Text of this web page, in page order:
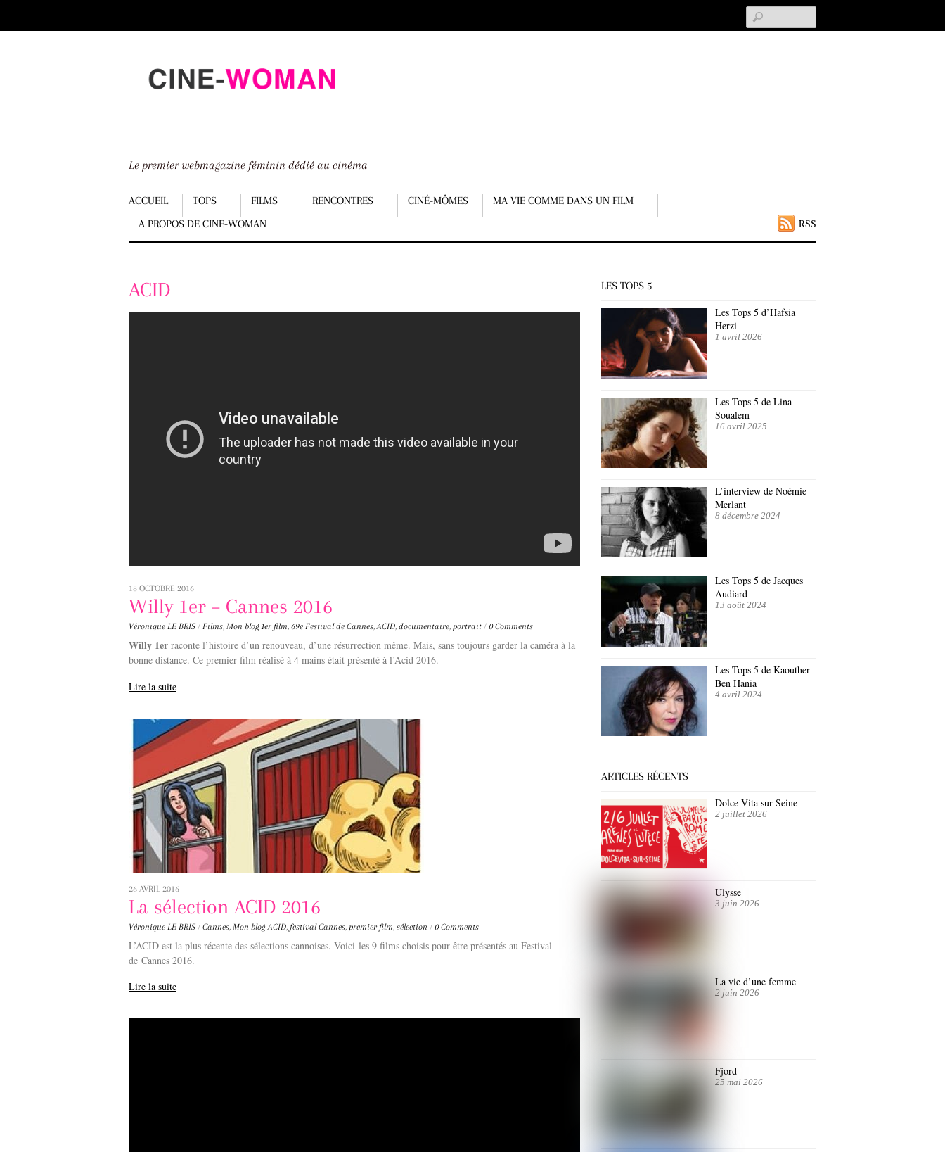
down
Le premier webmagazine féminin dédié au cinéma
RSS
Menu
ACCUEIL TOPS FILMS RENCONTRES CINÉ-MÔMES
MA VIE COMME DANS UN FILM
A PROPOS DE CINE-WOMAN
Scroll
content
ACID
18 OCTOBRE 2016
Willy 1er – Cannes 2016
Véronique LE BRIS / Films, Mon blog 1er film, 69e Festival de Cannes,ACID, documentaire, portrait / 0 Comments
Willy 1er raconte l’histoire d’un renouveau, d’une résurrection même. Mais, sans toujours garder la caméra à la
bonne distance. Ce premier film réalisé à 4 mains était présenté à l’Acid 2016.
Lire la suite
26 AVRIL 2016
La sélection ACID 2016
Véronique LE BRIS / Cannes, Mon blog ACID, festival Cannes, premier film, sélection / 0 Comments
L’ACID est la plus récente des sélections cannoises. Voici les 9 films choisis pour être présentés au Festival
de Cannes 2016.
Lire la suite
LES TOPS 5
Les Tops 5 d’Hafsia
Herzi
1 avril 2026
Les Tops 5 de Lina
Soualem
16 avril 2025
L’interview de Noémie
Merlant
8 décembre 2024
Les Tops 5 de Jacques
Audiard
13 août 2024
Les Tops 5 de Kaouther
Ben Hania
4 avril 2024
ARTICLES RÉCENTS
Dolce Vita sur Seine
2 juillet 2026
Ulysse
3 juin 2026
La vie d’une femme
2 juin 2026
Fjord
25 mai 2026